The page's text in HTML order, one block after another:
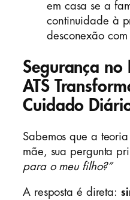
em casa se a
continuidade à
desconexão
Segurança no
ATS
Cuidado
Sabemos que a
mãe, sua pergunta
para o meu filho?”
A resposta é direta: